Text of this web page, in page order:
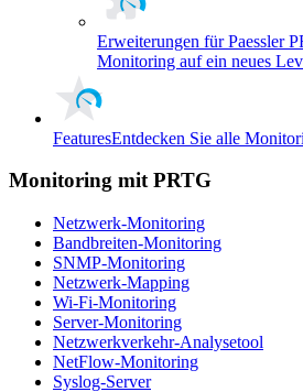
Erweiterungen für Paessler
Monitoring auf ein neues
FeaturesEntdecken Sie alle
Monitoring mit PRTG
Netzwerk-Monitoring
Bandbreiten-Monitoring
SNMP-Monitoring
Netzwerk-Mapping
Wi-Fi-Monitoring
Server-Monitoring
Netzwerkverkehr-Analysetool
NetFlow-Monitoring
Syslog-Server